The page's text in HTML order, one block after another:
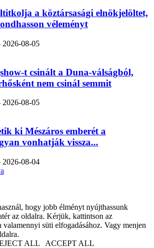
a köztársasági elnökjelöltet,
véleményt
2026-08-05
t csinált a Duna-válságból,
nem csinál semmit
2026-08-05
ki Mészáros emberét a
vonhatják vissza...
2026-08-04
hogy jobb élményt nyújthassunk
az oldalra. Kérjük, kattintson az
süti elfogadásához. Vagy menjen
ALL ACCEPT ALL